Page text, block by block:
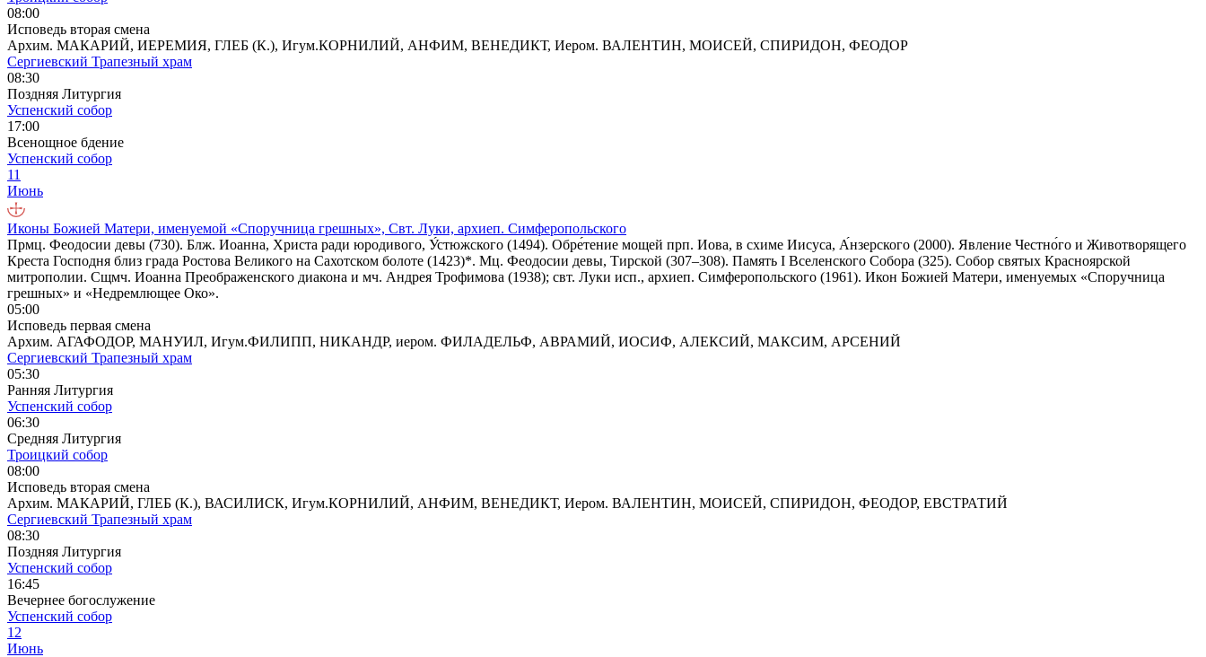
08:00
Исповедь вторая смена
Архим. МАКАРИЙ, ИЕРЕМИЯ, ГЛЕБ (К.), Игум.КОРНИЛИЙ, АНФИМ, ВЕНЕДИКТ, Иером. ВАЛЕНТИН, МОИСЕЙ, СПИРИДОН, ФЕОДОР
Сергиевский Трапезный храм
08:30
Поздняя Литургия
Успенский собор
17:00
Всенощное бдение
Успенский собор
11
Июнь
Иконы Божией Матери, именуемой «Споручница грешных», Свт. Луки, архиеп. Симферопольского
Прмц. Феодосии девы (730). Блж. Иоанна, Христа ради юродивого, У́стюжского (1494). Обре́тение мощей прп. Иова, в схиме Иисуса, А́нзерского (2000). Явление Честно́го и Животворящего
Креста Господня близ града Ростова Великого на Сахотском болоте (1423)*. Мц. Феодосии девы, Тирской (307–308). Память I Вселенского Собора (325). Собор святых Красноярской
митрополии. Сщмч. Иоанна Преображенского диакона и мч. Андрея Трофимова (1938); свт. Луки исп., архиеп. Симферопольского (1961). Икон Божией Матери, именуемых «Споручница
грешных» и «Недремлющее Око».
05:00
Исповедь первая смена
Архим. АГАФОДОР, МАНУИЛ, Игум.ФИЛИПП, НИКАНДР, иером. ФИЛАДЕЛЬФ, АВРАМИЙ, ИОСИФ, АЛЕКСИЙ, МАКСИМ, АРСЕНИЙ
Сергиевский Трапезный храм
05:30
Ранняя Литургия
Успенский собор
06:30
Средняя Литургия
Троицкий собор
08:00
Исповедь вторая смена
Архим. МАКАРИЙ, ГЛЕБ (К.), ВАСИЛИСК, Игум.КОРНИЛИЙ, АНФИМ, ВЕНЕДИКТ, Иером. ВАЛЕНТИН, МОИСЕЙ, СПИРИДОН, ФЕОДОР, ЕВСТРАТИЙ
Сергиевский Трапезный храм
08:30
Поздняя Литургия
Успенский собор
16:45
Вечернее богослужение
Успенский собор
12
Июнь